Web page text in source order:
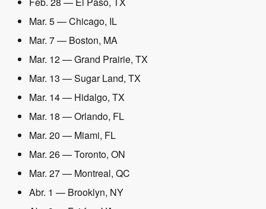
Mar. 5 — Chicago, IL
Mar. 7 — Boston, MA
Mar. 12 — Grand Prairie, TX
Mar. 13 — Sugar Land, TX
Mar. 14 — Hidalgo, TX
Mar. 18 — Orlando, FL
Mar. 20 — Miami, FL
Mar. 26 — Toronto, ON
Mar. 27 — Montreal, QC
Abr. 1 — Brooklyn, NY